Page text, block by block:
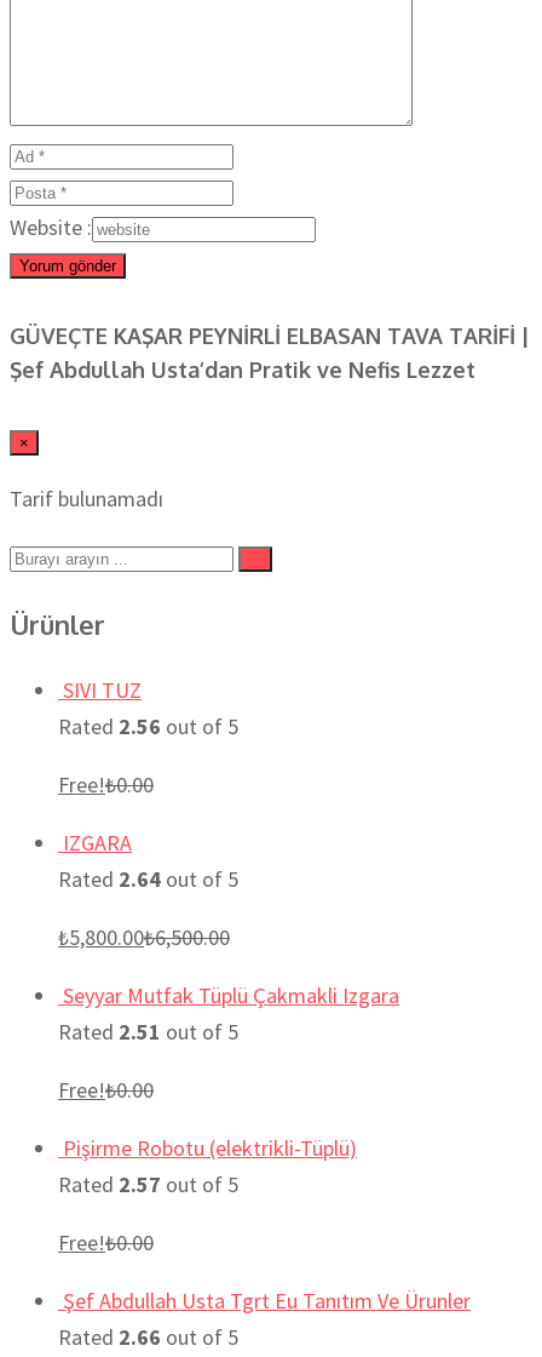
Website :
GÜVEÇTE KAŞAR PEYNİRLİ ELBASAN TAVA TARİFİ |
Şef Abdullah Usta’dan Pratik ve Nefis Lezzet
×
Tarif bulunamadı
Ürünler
SIVI TUZ
Rated 2.56 out of 5
Free!₺0.00
IZGARA
Rated 2.64 out of 5
₺5,800.00₺6,500.00
Seyyar Mutfak Tüplü Çakmakli Izgara
Rated 2.51 out of 5
Free!₺0.00
Pişirme Robotu (elektrikli-Tüplü)
Rated 2.57 out of 5
Free!₺0.00
Şef Abdullah Usta Tgrt Eu Tanıtım Ve Ürunler
Rated 2.66 out of 5